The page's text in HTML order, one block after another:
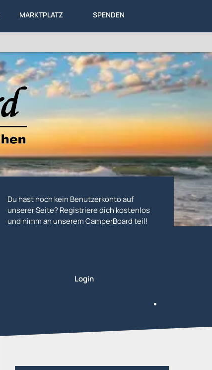
MARKTPLATZ SPENDEN
Du hast noch kein Benutzerkonto auf
unserer Seite? Registriere dich kostenlos
und nimm an unserem CamperBoard teil!
Login